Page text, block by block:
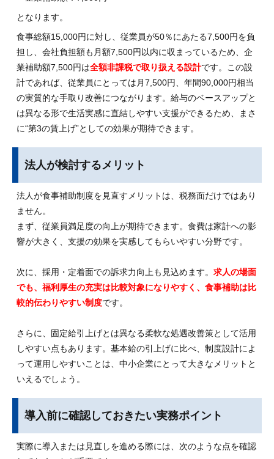
となります。
食事総額15,000円に対し、従業員が50％にあたる7,500円を負
担し、会社負担額も月額7,500円以内に収まっているため、企
業補助額7,500円は全額非課税で取り扱える設計です。この設
計であれば、従業員にとっては月7,500円、年間90,000円相当
の実質的な手取り改善につながります。給与のベースアップと
は異なる形で生活実感に直結しやすい支援ができるため、まさ
に“第3の賃上げ”としての効果が期待できます。
法人が検討するメリット
法人が食事補助制度を見直すメリットは、税務面だけではあり
ません。
まず、従業員満足度の向上が期待できます。食費は家計への影
響が大きく、支援の効果を実感してもらいやすい分野です。
次に、採用・定着面での訴求力向上も見込めます。 求人の場面
でも、福利厚生の充実は比較対象になりやすく、食事補助は比
較的伝わりやすい制度です。
さらに、固定給引上げとは異なる柔軟な処遇改善策として活用
しやすい点もあります。基本給の引上げに比べ、制度設計によ
って運用しやすいことは、中小企業にとって大きなメリットと
いえるでしょう。
導入前に確認しておきたい実務ポイント
実際に導入または見直しを進める際には、次のような点を確認